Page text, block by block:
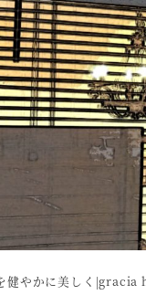
健やかに美しく